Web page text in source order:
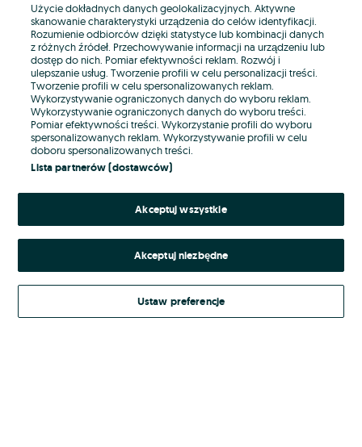
E-mail
Hasło
Nie pamiętasz hasła?
Zaloguj się
Kontynuując za pośrednictwem jednego z dostawców wskazanych powyżej,
Regulamin serwisuOLX.pl w jego aktualnym brzmieniu.
Użycie dokładnych danych geolokalizacyjnych. Aktywne
skanowanie charakterystyki urządzenia do celów identyfikacji.
Rozumienie odbiorców dzięki statystyce lub kombinacji danych
z różnych źródeł. Przechowywanie informacji na urządzeniu lub
dostęp do nich. Pomiar efektywności reklam. Rozwój i
ulepszanie usług. Tworzenie profili w celu personalizacji treści.
Tworzenie profili w celu spersonalizowanych reklam.
Wykorzystywanie ograniczonych danych do wyboru reklam.
Wykorzystywanie ograniczonych danych do wyboru treści.
Pomiar efektywności treści. Wykorzystanie profili do wyboru
spersonalizowanych reklam. Wykorzystywanie profili w celu
doboru spersonalizowanych treści.
Lista partnerów (dostawców)
Akceptuj wszystkie
Akceptuj niezbędne
Ustaw preferencje